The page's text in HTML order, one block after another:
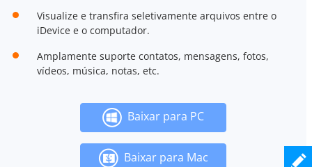
Visualize e transfira seletivamente arquivos entre o
iDevice e o computador.
Amplamente suporte contatos, mensagens, fotos,
vídeos, música, notas, etc.
Baixar para PC
Baixar para Mac